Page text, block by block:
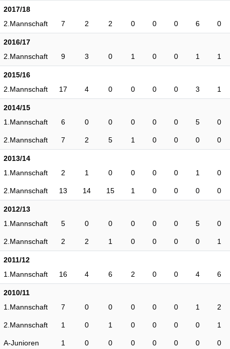
2017/18
2.Mannschaft
7 2 2 0 0 0 6 0
2016/17
2.Mannschaft
9 3 0 1 0 0 1 1
2015/16
2.Mannschaft
17 4 0 0 0 0 3 1
2014/15
1.Mannschaft
6 0 0 0 0 0 5 0
2.Mannschaft 7 2 5 1 0 0 0 0
2013/14
1.Mannschaft
2 1 0 0 0 0 1 0
2.Mannschaft 13 14 15 1 0 0 0 0
2012/13
1.Mannschaft
5 0 0 0 0 0 5 0
2.Mannschaft 2 2 1 0 0 0 0 1
2011/12
1.Mannschaft
16 4 6 2 0 0 4 6
2010/11
1.Mannschaft
7 0 0 0 0 0 1 2
2.Mannschaft 1 0 1 0 0 0 0 1
A-Junioren 1 0 0 0 0 0 0 0